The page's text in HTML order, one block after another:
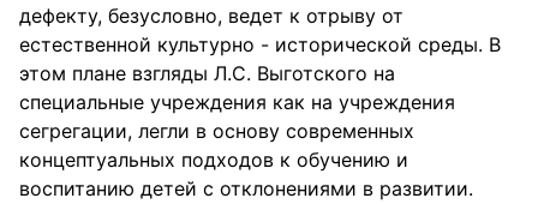
дефекту, безусловно, ведет к отрыву от
естественной культурно - исторической среды. В
этом плане взгляды Л.С. Выготского на
специальные учреждения как на учреждения
сегрегации, легли в основу современных
концептуальных подходов к обучению и
воспитанию детей с отклонениями в развитии.